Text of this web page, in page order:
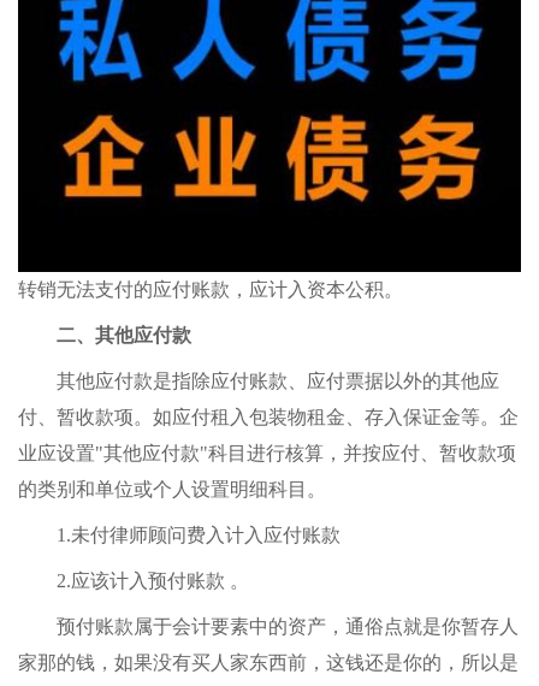
转销无法支付的应付账款，应计入资本公积。
二、其他应付款
其他应付款是指除应付账款、应付票据以外的其他应
付、暂收款项。如应付租入包装物租金、存入保证金等。企
业应设置"其他应付款"科目进行核算，并按应付、暂收款项
的类别和单位或个人设置明细科目。
1.未付律师顾问费入计入应付账款
2.应该计入预付账款 。
预付账款属于会计要素中的资产，通俗点就是你暂存人
家那的钱，如果没有买人家东西前，这钱还是你的，所以是